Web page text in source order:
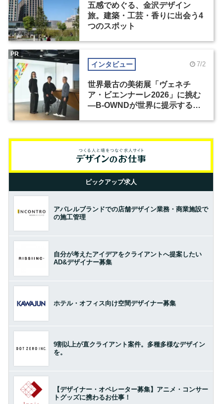
五感でめぐる、金沢デザイン
旅。建築・工芸・香りに出会う4
つのスポット
インタビュー 7/2
世界最古の美術展「ヴェネチ
ア・ビエンナーレ2026」に挑む
―B-OWNDが世界に提示する美
PR
ピックアップ求人
アパレルブランドでの店舗デザイン業務・商業施設で
の施工管理
自分が考えたアイデアをクライアントへ提案したい
AD&デザイナー募集
ホテル・オフィス向け空間デザイナー募集
9割以上が直クライアント案件。多種多様なデザイン
を。
【デザイナー・オペレーター募集】アニメ・コンサー
トグッズに携わるお仕事！